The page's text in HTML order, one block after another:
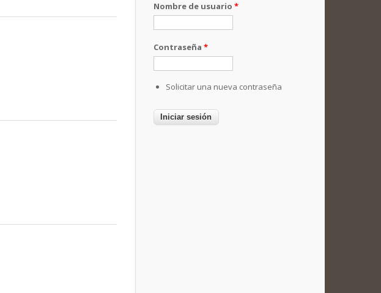
Nombre de usuario *
Contraseña *
Solicitar una nueva contraseña